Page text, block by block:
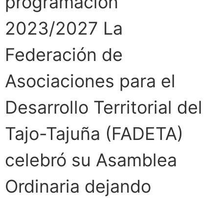
2023/2027 La
Federación de
Asociaciones para el
Desarrollo Territorial del
Tajo-Tajuña (FADETA)
celebró su Asamblea
Ordinaria dejando